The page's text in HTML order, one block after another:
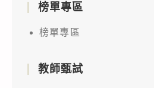
榜單專區
榜單專區
教師甄試